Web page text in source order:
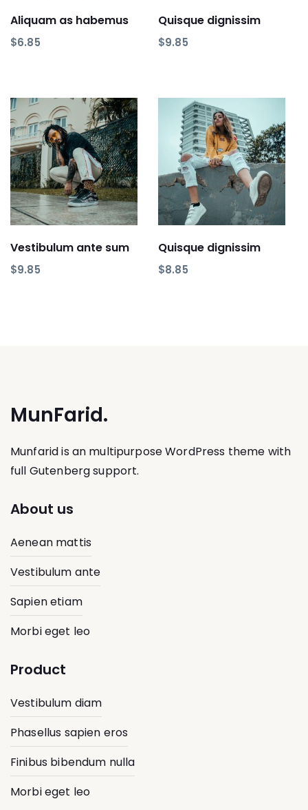
Add to basket
Aliquam as habemus
$6.85
Add to basket
Quisque dignissim
$9.85
Add to basket
Vestibulum ante sum
$9.85
Add to basket
Quisque dignissim
$8.85
MunFarid.
Munfarid is an multipurpose WordPress theme with
full Gutenberg support.
About us
Aenean mattis
Vestibulum ante
Sapien etiam
Morbi eget leo
Product
Vestibulum diam
Phasellus sapien eros
Finibus bibendum nulla
Morbi eget leo